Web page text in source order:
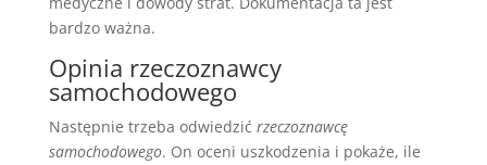
bardzo ważna.
Opinia rzeczoznawcy
samochodowego
Następnie trzeba odwiedzić rzeczoznawcę
samochodowego. On oceni uszkodzenia i pokaże, ile